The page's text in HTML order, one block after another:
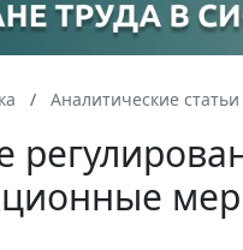
Аналитические статьи